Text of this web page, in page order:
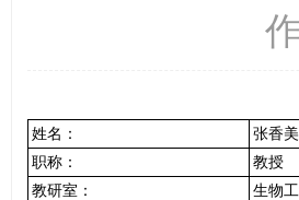
姓名：
张香美
职称：
教授
教研室：
生物